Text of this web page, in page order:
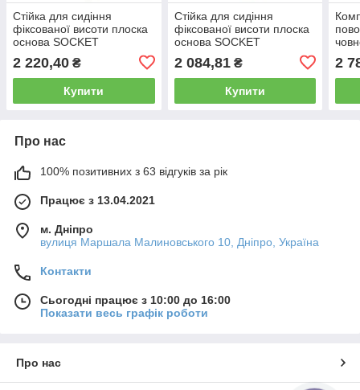
Стійка для сидіння
фіксованої висоти плоска
основа SOCKET
PEDESTAL FLAT BASE 450
mm
2 220,40 ₴
Купити
Стійка для сидіння
фіксованої висоти плоска
основа SOCKET
PEDESTAL FLAT BASE 330
mm
2 084,81₴
Купити
2
Про нас
100% позитивних з 63 відгуків за рік
Працює з 13.04.2021
м. Дніпро
вулиця Маршала Малиновського 10, Дніпро, Україна
Контакти
Сьогодні працює з 10:00 до 16:00
Показати весь графік роботи
Про нас